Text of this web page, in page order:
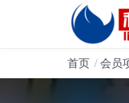
首页 会员